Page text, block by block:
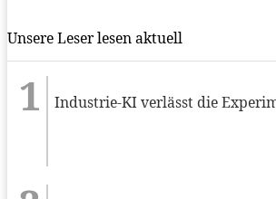
Unsere Leser lesen aktuell
Industrie-KI verlässt die